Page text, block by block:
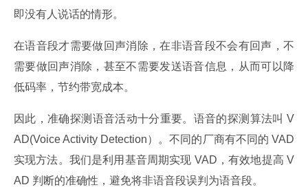
即没有人说话的情形。
在语音段才需要做回声消除，在非语音段不会有回声，不
需要做回声消除，甚至不需要发送语音信息，从而可以降
低码率，节约带宽成本。
因此，准确探测语音活动十分重要。语音的探测算法叫 V
AD(Voice Activity Detection）。不同的厂商有不同的 VAD
实现方法。我们是利用基音周期实现 VAD，有效地提高 V
AD 判断的准确性，避免将非语音段误判为语音段。